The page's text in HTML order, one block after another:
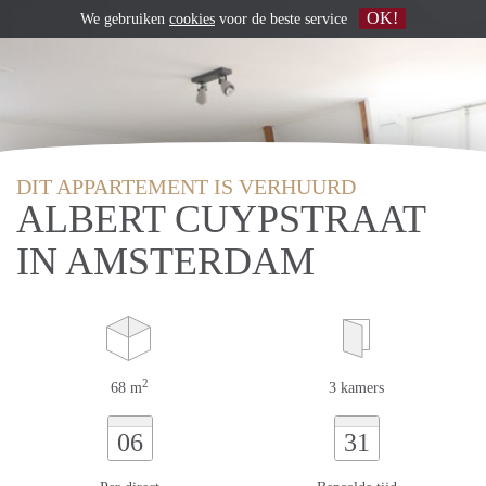
DIT APPARTEMENT IS VERHUURD
ALBERT CUYPSTRAAT
IN AMSTERDAM
68 m2 3 kamers
06 31
We gebruiken cookies voor de beste service OK!